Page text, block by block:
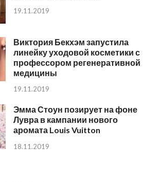
19.11.2019
Виктория Бекхэм запустила
линейку уходовой косметики с
профессором регенеративной
медицины
19.11.2019
Эмма Стоун позирует на фоне
Лувра в кампании нового
аромата Louis Vuitton
18.11.2019